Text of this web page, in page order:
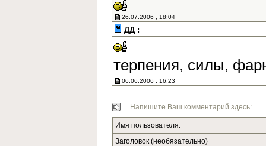
26.07.2006 , 18:04
ДД :
терпения, силы,
06.06.2006 , 16:23
Напишите Ваш комментарий здесь:
Имя пользователя:
Заголовок (необязательно)